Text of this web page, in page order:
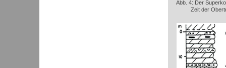
Abb. 4: Der
Zeit der